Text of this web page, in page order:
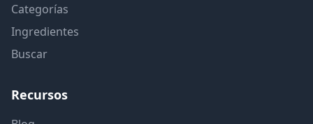
Categorías
Ingredientes
Buscar
Recursos